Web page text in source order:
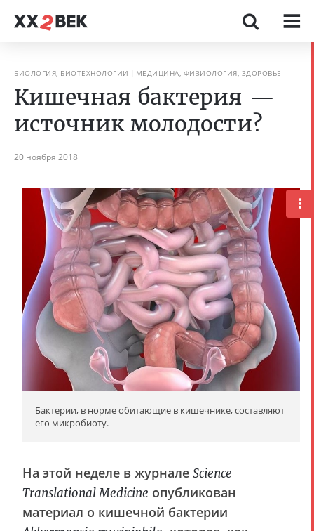
БИОЛОГИЯ, БИОТЕХНОЛОГИИ МЕДИЦИНА, ФИЗИОЛОГИЯ, ЗДОРОВЬЕ
Кишечная бактерия —
источник молодости?
20 ноября 2018
Бактерии, в норме обитающие в кишечнике, составляют
его микробиоту.
На этой неделе в журнале Science
Translational Medicine опубликован
материал о кишечной бактерии